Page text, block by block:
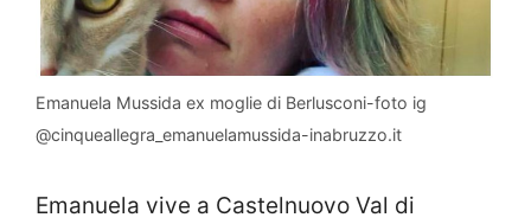
Emanuela Mussida ex moglie di Berlusconi-foto ig
@cinqueallegra_emanuelamussida-inabruzzo.it
Emanuela vive a Castelnuovo Val di